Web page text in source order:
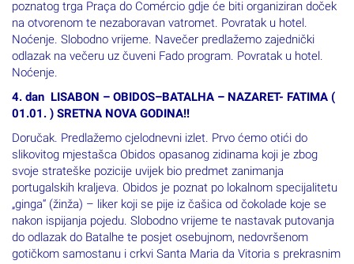
na otvorenom te nezaboravan vatromet. Povratak u hotel.
Noćenje. Slobodno vrijeme. Navečer predlažemo zajednički
odlazak na večeru uz čuveni Fado program. Povratak u hotel.
Noćenje.
4. dan LISABON – OBIDOS–BATALHA – NAZARET- FATIMA (
01.01. ) SRETNA NOVA GODINA!!
Doručak. Predlažemo cjelodnevni izlet. Prvo ćemo otići do
slikovitog mjestašca Obidos opasanog zidinama koji je zbog
svoje strateške pozicije uvijek bio predmet zanimanja
portugalskih kraljeva. Obidos je poznat po lokalnom specijalitetu
„ginga“ (žinža) – liker koji se pije iz čašica od čokolade koje se
nakon ispijanja pojedu. Slobodno vrijeme te nastavak putovanja
do odlazak do Batalhe te posjet osebujnom, nedovršenom
gotičkom samostanu i crkvi Santa Maria da Vitoria s prekrasnim
klaustrom koji je dio UNESCO-ve svjetske baštine. Kraće